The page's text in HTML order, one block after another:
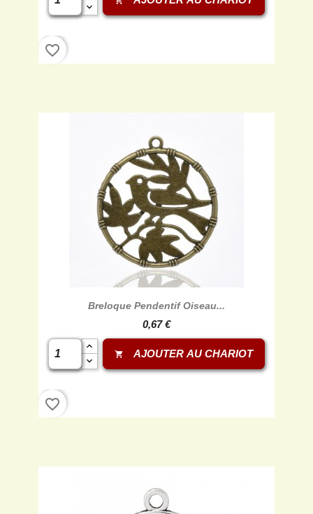
favorite_border
Breloque Pendentif Oiseau...
0,67 €
shopping_cart AJOUTER AU CHARIOT
favorite_border